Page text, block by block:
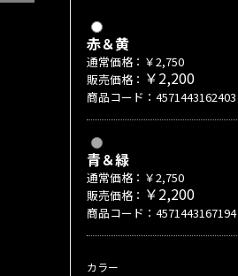
赤＆黄
通常価格：￥2,750
販売価格： ￥2,200
商品コード：4571443162403
青＆緑
通常価格：￥2,750
販売価格： ￥2,200
商品コード：4571443167194
カラー